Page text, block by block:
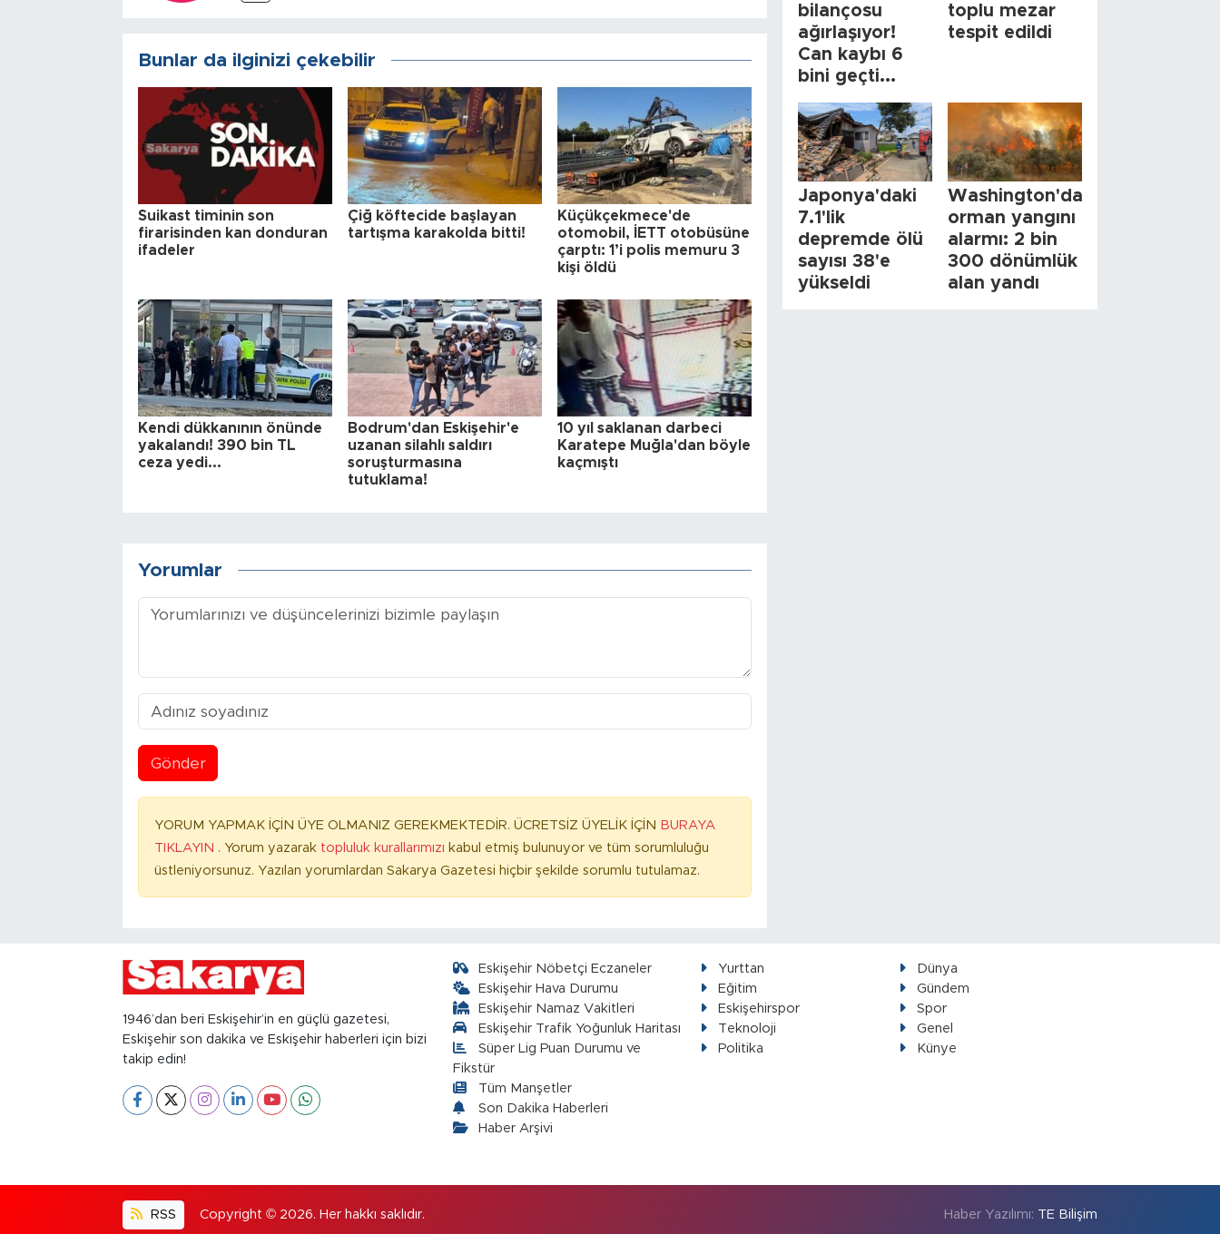
Bunlar da ilginizi çekebilir
Suikast timinin son
firarisinden kan donduran
ifadeler
Çiğ köftecide başlayan
tartışma karakolda bitti!
Küçükçekmece'de
otomobil, İETT otobüsüne
çarptı: 1’i polis memuru 3
kişi öldü
Kendi dükkanının önünde
yakalandı! 390 bin TL
ceza yedi...
Bodrum'dan Eskişehir'e
uzanan silahlı saldırı
soruşturmasına
tutuklama!
10 yıl saklanan darbeci
Karatepe Muğla'dan böyle
kaçmıştı
Yorumlar
Gönder
YORUM YAPMAK İÇİN ÜYE OLMANIZ GEREKMEKTEDİR. ÜCRETSİZ ÜYELİK İÇİN BURAYA
TIKLAYIN . Yorum yazarak topluluk kurallarımızı kabul etmiş bulunuyor ve tüm sorumluluğu
üstleniyorsunuz. Yazılan yorumlardan Sakarya Gazetesi hiçbir şekilde sorumlu tutulamaz.
bilançosu
ağırlaşıyor!
Can kaybı 6
bini geçti...
toplu mezar
tespit edildi
Japonya'daki
7.1'lik
depremde ölü
sayısı 38'e
yükseldi
Washington'da
orman yangını
alarmı: 2 bin
300 dönümlük
alan yandı
1946’dan beri Eskişehir’in en güçlü gazetesi,
Eskişehir son dakika ve Eskişehir haberleri için bizi
takip edin!
Eskişehir Nöbetçi Eczaneler
Eskişehir Hava Durumu
Eskişehir Namaz Vakitleri
Eskişehir Trafik Yoğunluk Haritası
Süper Lig Puan Durumu ve
Fikstür
Tüm Manşetler
Son Dakika Haberleri
Haber Arşivi
Yurttan
Dünya
Eğitim
Gündem
Eskişehirspor
Spor
Teknoloji
Genel
Politika
Künye
RSS Copyright © 2026. Her hakkı saklıdır. Haber Yazılımı: TE Bilişim